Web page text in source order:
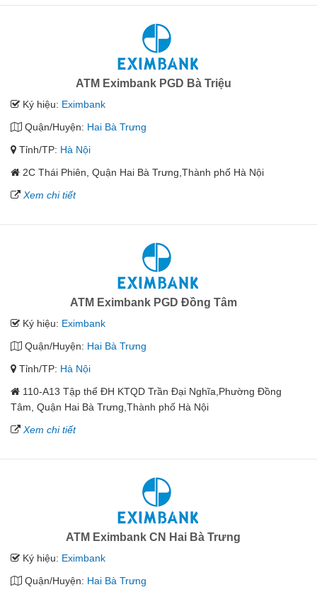
ATM Eximbank PGD Bà Triệu
Ký hiệu: Eximbank
Quận/Huyện: Hai Bà Trưng
Tỉnh/TP: Hà Nội
2C Thái Phiên, Quận Hai Bà Trưng,Thành phố Hà Nội
Xem chi tiết
ATM Eximbank PGD Đồng Tâm
Ký hiệu: Eximbank
Quận/Huyện: Hai Bà Trưng
Tỉnh/TP: Hà Nội
110-A13 Tập thể ĐH KTQD Trần Đại Nghĩa,Phường Đồng
Tâm, Quận Hai Bà Trưng,Thành phố Hà Nội
Xem chi tiết
ATM Eximbank CN Hai Bà Trưng
Ký hiệu: Eximbank
Quận/Huyện: Hai Bà Trưng